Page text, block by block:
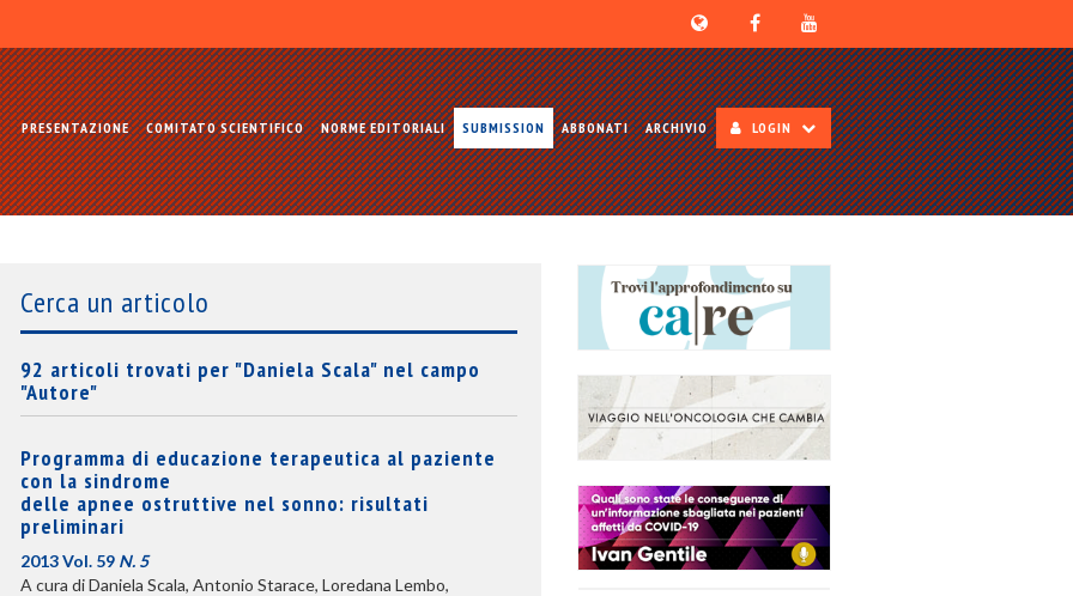
PRESENTAZIONE COMITATO SCIENTIFICO NORME EDITORIALI SUBMISSION ABBONATI ARCHIVIO LOGIN
Cerca un articolo
92 articoli trovati per "Daniela Scala" nel campo
"Autore"
Programma di educazione terapeutica al paziente
con la sindrome
delle apnee ostruttive nel sonno: risultati
preliminari
2013 Vol. 59 N. 5
A cura di Daniela Scala, Antonio Starace, Loredana Lembo,